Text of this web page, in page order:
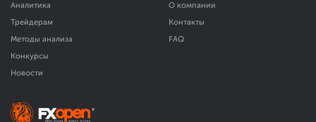
Аналитика
Трейдерам
Методы анализа
Конкурсы
Новости
О компании
Контакты
FAQ